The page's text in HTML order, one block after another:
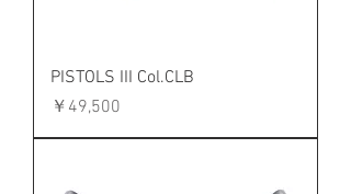
PISTOLS III Col.CLB
価格
￥49,500